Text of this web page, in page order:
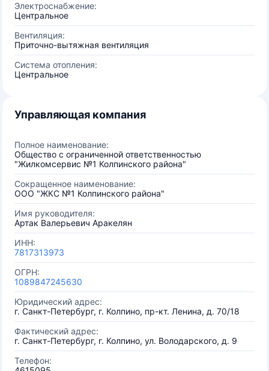
Электроснабжение:
Центральное
Вентиляция:
Приточно-вытяжная вентиляция
Система отопления:
Центральное
Управляющая компания
Полное наименование:
Общество с ограниченной ответственностью
"Жилкомсервис №1 Колпинского района"
Сокращенное наименование:
ООО "ЖКС №1 Колпинского района"
Имя руководителя:
Артак Валерьевич Аракелян
ИНН:
7817313973
ОГРН:
1089847245630
Юридический адрес:
г. Санкт-Петербург, г. Колпино, пр-кт. Ленина, д. 70/18
Фактический адрес:
г. Санкт-Петербург, г. Колпино, ул. Володарского, д. 9
Телефон: